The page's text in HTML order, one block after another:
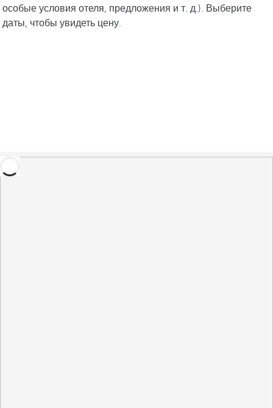
особые условия отеля, предложения и т. д.). Выберите
даты, чтобы увидеть цену.